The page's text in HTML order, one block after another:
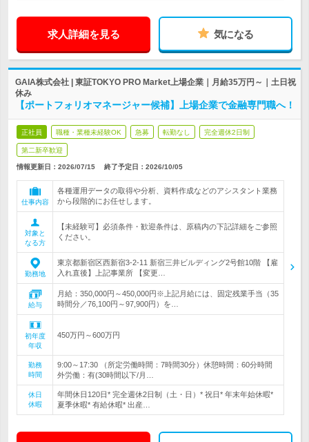
求人詳細を見る 気になる
GAIA株式会社 | 東証TOKYO PRO Market上場企業｜月給35万円～｜土日祝
休み
【ポートフォリオマネージャー候補】上場企業で金融専門職へ！
正社員 職種・業種未経験OK 急募 転勤なし 完全週休2日制
第二新卒歓迎
情報更新日：2026/07/15 終了予定日： 2026/10/05
仕事内容
各種運用データの取得や分析、資料作成などのアシスタント業務
から段階的にお任せします。
対象と
なる方
【未経験可】必須条件・歓迎条件は、原稿内の下記詳細をご参照
ください。
勤務地
東京都新宿区西新宿3-2-11 新宿三井ビルディング2号館10階 【雇
入れ直後】上記事業所 【変更…
給与
月給：350,000円～450,000円※上記月給には、固定残業手当（35
時間分／76,100円～97,900円）を…
初年度
年収
450万円～600万円
勤務
時間
9:00～17:30 （所定労働時間：7時間30分）休憩時間：60分時間
外労働：有(30時間以下/月…
休日
休暇
年間休日120日* 完全週休2日制（土・日）* 祝日* 年末年始休暇*
夏季休暇* 有給休暇* 出産…